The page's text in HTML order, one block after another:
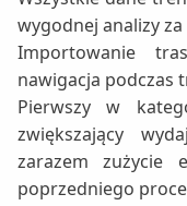
wygodnej analizy
Importowanie
nawigacja podczas
Pierwszy w
zwiększający
zarazem
poprzedniego